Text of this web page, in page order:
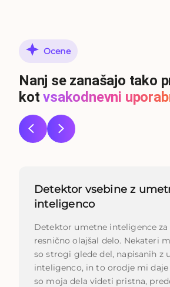
Ocene
Nanj se zanašajo tako
kot vsakodnevni
Detektor vsebine z
inteligenco
Detektor umetne inteligence za
resnično olajšal delo. Nekateri
so strogi glede del, napisanih z
inteligenco, in to orodje mi daje
so moja dela videti pristna,